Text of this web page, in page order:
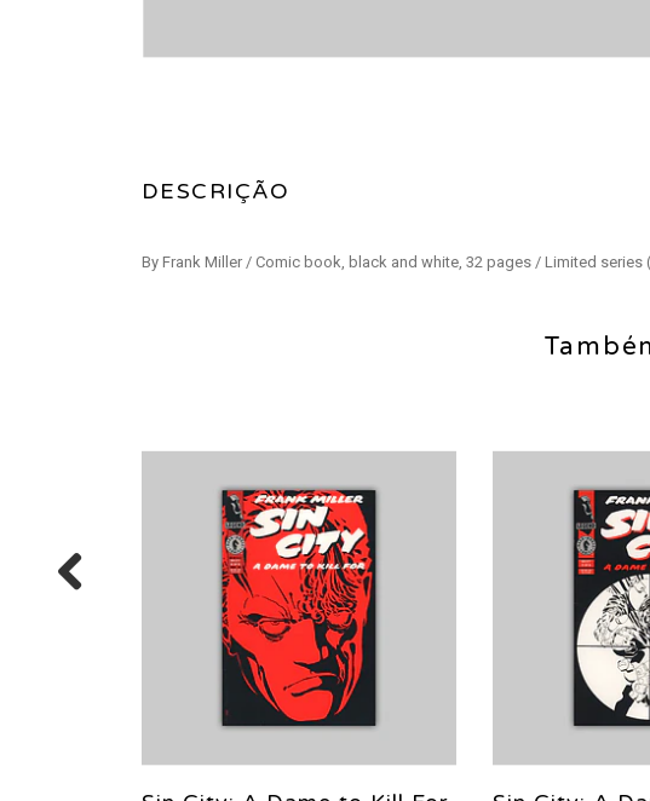
DESCRIÇÃO
By Frank Miller / Comic book, black and white, 32 pages / Limited series